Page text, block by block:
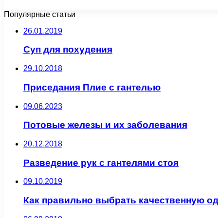
Популярные статьи
26.01.2019
Суп для похудения
29.10.2018
Приседания Плие с гантелью
09.06.2023
Потовые железы и их заболевания
20.12.2018
Разведение рук с гантелями стоя
09.10.2019
Как правильно выбрать качественную